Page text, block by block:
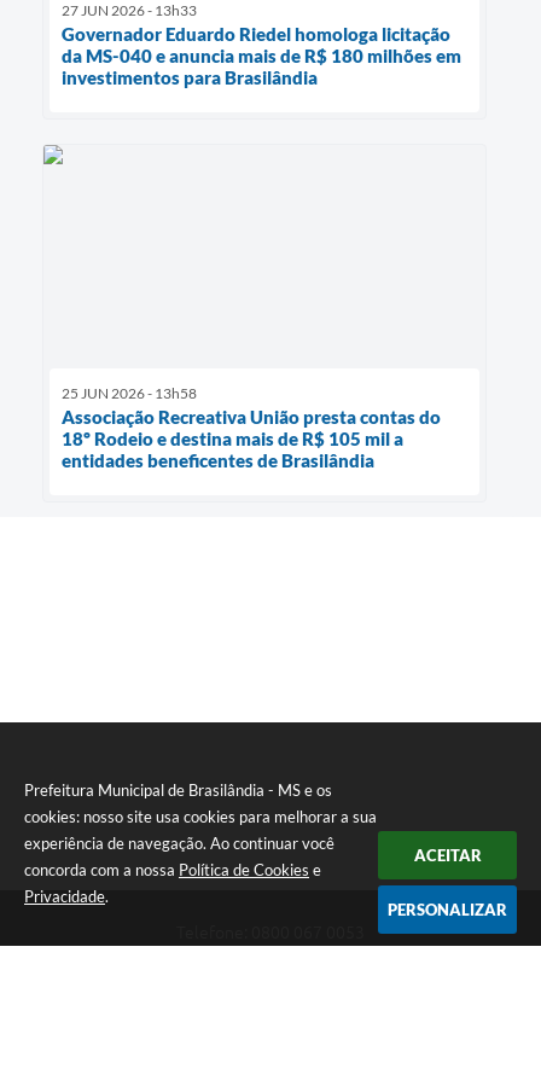
Prefeitura Municipal de Brasilândia - MS e os
cookies: nosso site usa cookies para melhorar a sua
experiência de navegação. Ao continuar você
concorda com a nossa Política de Cookies e
Privacidade.
ACEITAR
PERSONALIZAR
27 JUN 2026 - 13h33
Governador Eduardo Riedel homologa licitação
da MS-040 e anuncia mais de R$ 180 milhões em
investimentos para Brasilândia
25 JUN 2026 - 13h58
Associação Recreativa União presta contas do
18º Rodeio e destina mais de R$ 105 mil a
entidades beneficentes de Brasilândia